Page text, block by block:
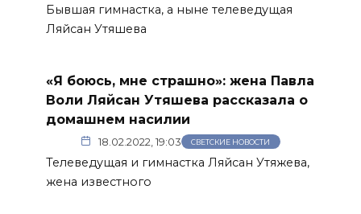
Бывшая гимнастка, а ныне телеведущая
Ляйсан Утяшева
«Я боюсь, мне страшно»: жена Павла
Воли Ляйсан Утяшева рассказала о
домашнем насилии
18.02.2022, 19:03 СВЕТСКИЕ НОВОСТИ
Телеведущая и гимнастка Ляйсан Утяжева,
жена известного